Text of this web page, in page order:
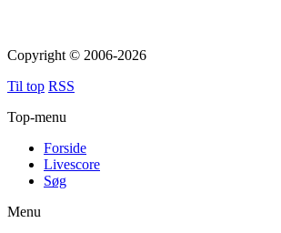
Copyright © 2006-2026
Til top RSS
Top-menu
Forside
Livescore
Søg
Menu